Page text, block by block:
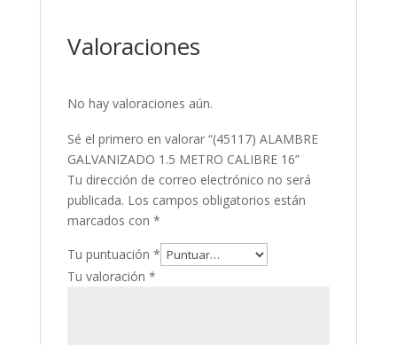
Valoraciones
No hay valoraciones aún.
Sé el primero en valorar “(45117) ALAMBRE
GALVANIZADO 1.5 METRO CALIBRE 16”
Tu dirección de correo electrónico no será
publicada. Los campos obligatorios están
marcados con *
Tu puntuación *
Tu valoración *